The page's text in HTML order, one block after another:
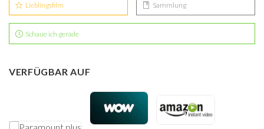
Lieblingsfilm Sammlung
Schaue ich gerade
VERFÜGBAR AUF